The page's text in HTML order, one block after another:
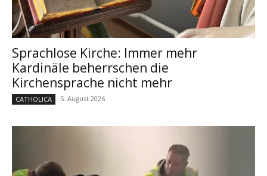
Sprachlose Kirche: Immer mehr
Kardinäle beherrschen die
Kirchensprache nicht mehr
CATHOLICA 5. August 2026